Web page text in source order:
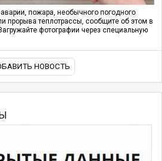
пожара, необычного погодного
прорыва теплотрассы, сообщите об этом в
фотографии через специальную
НОВОСТЬ